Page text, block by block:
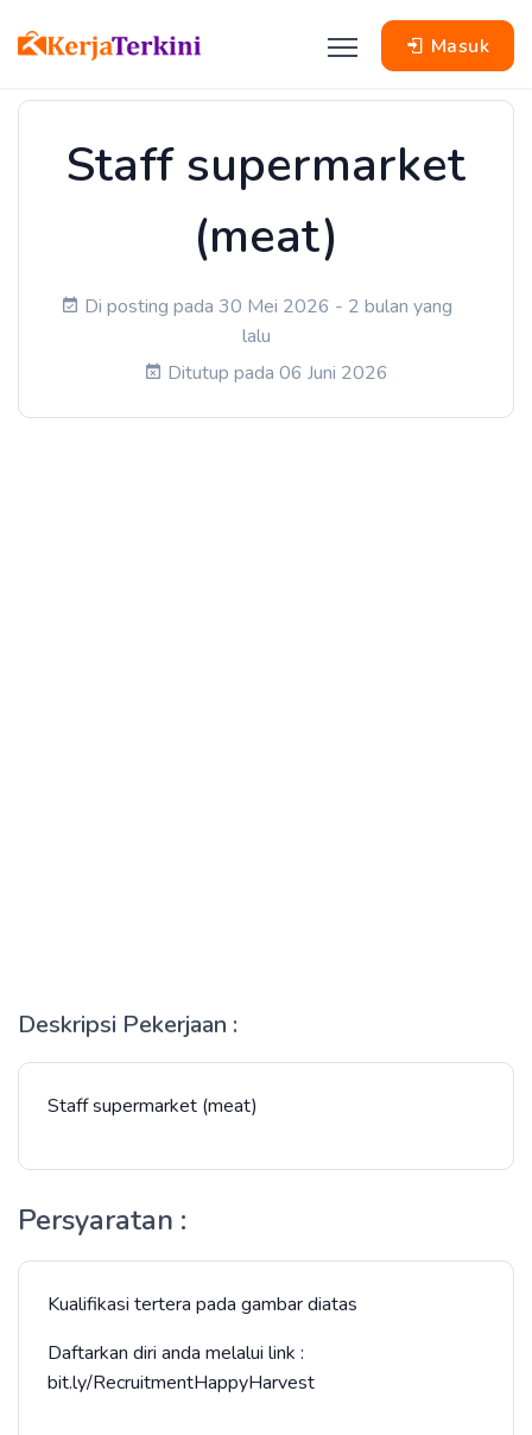
Masuk
Staff supermarket
(meat)
Di posting pada 30 Mei 2026 - 2 bulan yang
lalu
Ditutup pada 06 Juni 2026
Deskripsi Pekerjaan :
Staff supermarket (meat)
Persyaratan :
Kualifikasi tertera pada gambar diatas
Daftarkan diri anda melalui link :
bit.ly/RecruitmentHappyHarvest